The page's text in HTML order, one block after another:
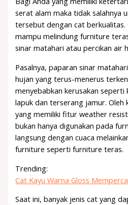
serat alam maka tidak salahnya
tersebut dengan cat berkualitas.
mampu melindung furniture
sinar matahari atau percikan air
Pasalnya, paparan sinar
hujan yang terus-menerus
menyebabkan kerusakan
lapuk dan terserang jamur. Oleh
yang memiliki fitur weather
bukan hanya digunakan pada
langsung dengan cuaca
furniture seperti furniture teras.
Trending:
Cat Kayu Warna Gloss
Saat ini, banyak jenis cat yang